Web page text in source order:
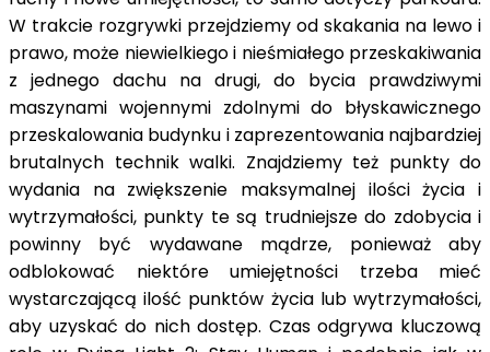
W trakcie rozgrywki przejdziemy od skakania na lewo i
prawo, może niewielkiego i nieśmiałego przeskakiwania
z jednego dachu na drugi, do bycia prawdziwymi
maszynami wojennymi zdolnymi do błyskawicznego
przeskalowania budynku i zaprezentowania najbardziej
brutalnych technik walki. Znajdziemy też punkty do
wydania na zwiększenie maksymalnej ilości życia i
wytrzymałości, punkty te są trudniejsze do zdobycia i
powinny być wydawane mądrze, ponieważ aby
odblokować niektóre umiejętności trzeba mieć
wystarczającą ilość punktów życia lub wytrzymałości,
aby uzyskać do nich dostęp. Czas odgrywa kluczową